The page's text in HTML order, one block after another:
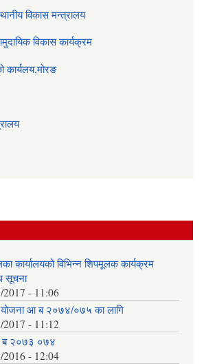
विकास मन्त्रालय
विकास कार्यक्रम
कार्यलय,मोरङ
कार्यालयको विभिन्न शिपमूलक कार्यक्रम
सूचना
2017 - 11:06
योजना आ‍ ब २०७४/०७५ का लागि
2017 - 11:12
ब २०७३ ०७४
2016 - 12:04